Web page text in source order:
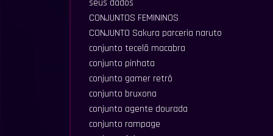
seus dados
CONJUNTOS FEMININOS
CONJUNTO Sakura parceria naruto
conjunto tecelã macabra
conjunto pinhata
conjunto gamer retrô
conjunto bruxona
conjunto agente dourada
conjunto rampage